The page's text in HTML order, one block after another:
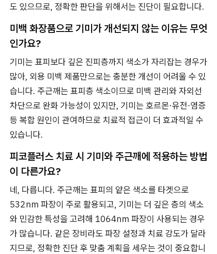
도 있으므로, 정확한 판단을 위해서는 진단이 필요합니다.
미백 화장품으로 기미가 개선되지 않는 이유는 무엇
인가요?
기미는 표피보다 깊은 진피층까지 색소가 자리잡는 경우가
많아, 외용 미백 제품만으로는 충분한 개선이 어려울 수 있
습니다. 주근깨는 표피층 색소이므로 미백 관리와 자외선
차단으로 완화 가능성이 있지만, 기미는 호르몬·유전·염증
등 복합 원인이 관여하므로 치료적 접근이 더 효과적일 수
있습니다.
피코플러스 치료 시 기미와 주근깨에 적용하는 방법
이 다른가요?
네, 다릅니다. 주근깨는 표피의 얕은 색소를 타겟으로
532nm 파장이 주로 활용되고, 기미는 더 깊은 층의 색소
와 민감한 특성을 고려해 1064nm 파장이 사용되는 경우
가 많습니다. 같은 장비라도 파장 설정과 치료 강도가 달라
지므로, 정확한 진단 후 맞춤 계획을 세우는 것이 중요합니